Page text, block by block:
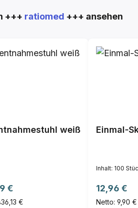
+++ ratiomed +++ ansehen
weiß
Preis:
€
€
Einmal-
Inhalt: 100
Regulärer
12,96 €
Netto: 9,90 €